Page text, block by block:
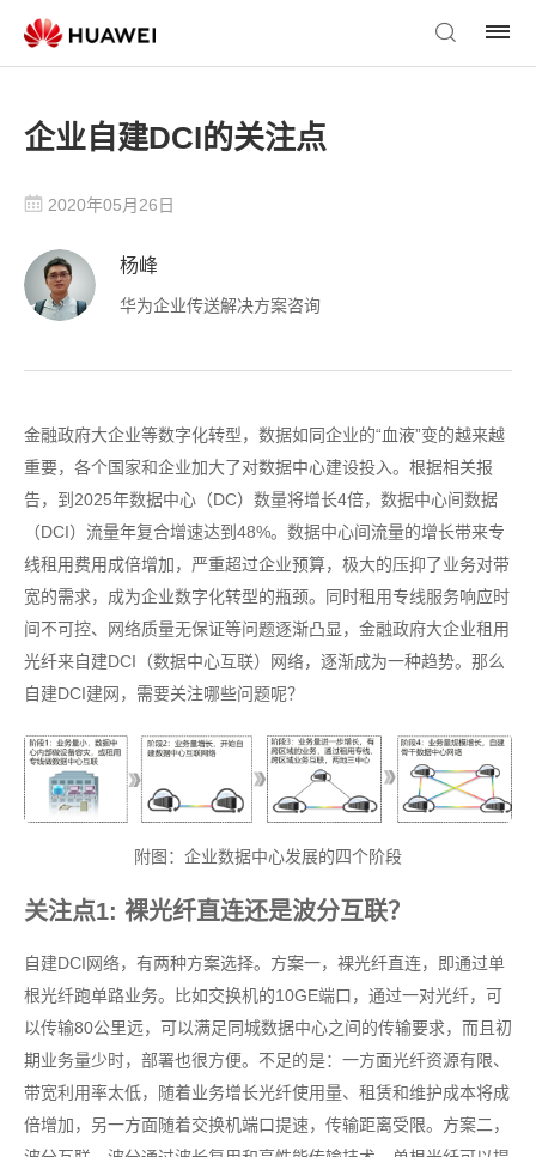
企业自建DCI的关注点
2020年05月26日
杨峰
华为企业传送解决方案咨询
金融政府大企业等数字化转型，数据如同企业的“血液”变的越来越
重要，各个国家和企业加大了对数据中心建设投入。根据相关报
告，到2025年数据中心（DC）数量将增长4倍，数据中心间数据
（DCI）流量年复合增速达到48%。数据中心间流量的增长带来专
线租用费用成倍增加，严重超过企业预算，极大的压抑了业务对带
宽的需求，成为企业数字化转型的瓶颈。同时租用专线服务响应时
间不可控、网络质量无保证等问题逐渐凸显，金融政府大企业租用
光纤来自建DCI（数据中心互联）网络，逐渐成为一种趋势。那么
自建DCI建网，需要关注哪些问题呢？
附图：企业数据中心发展的四个阶段
关注点1: 裸光纤直连还是波分互联？
自建DCI网络，有两种方案选择。方案一，裸光纤直连，即通过单
根光纤跑单路业务。比如交换机的10GE端口，通过一对光纤，可
以传输80公里远，可以满足同城数据中心之间的传输要求，而且初
期业务量少时，部署也很方便。不足的是：一方面光纤资源有限、
带宽利用率太低，随着业务增长光纤使用量、租赁和维护成本将成
倍增加，另一方面随着交换机端口提速，传输距离受限。方案二，